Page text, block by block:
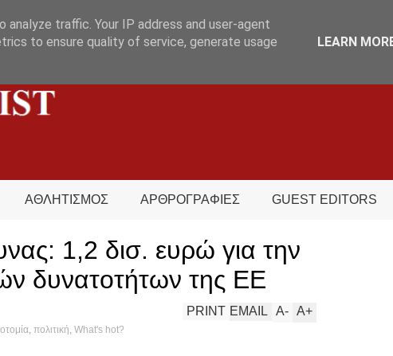
ΑΘΛΗΤΙΣΜΟΣ ΑΡΘΡΟΓΡΑΦΙΕΣ GUEST EDITORS
1,2 δισ. ευρώ για την
δυνατοτήτων της ΕΕ
πολιτική What's hot?
A+
A-
EMAIL
PRINT
traffic. Your IP address and user-agent
to ensure quality of service, generate usage
LEARN